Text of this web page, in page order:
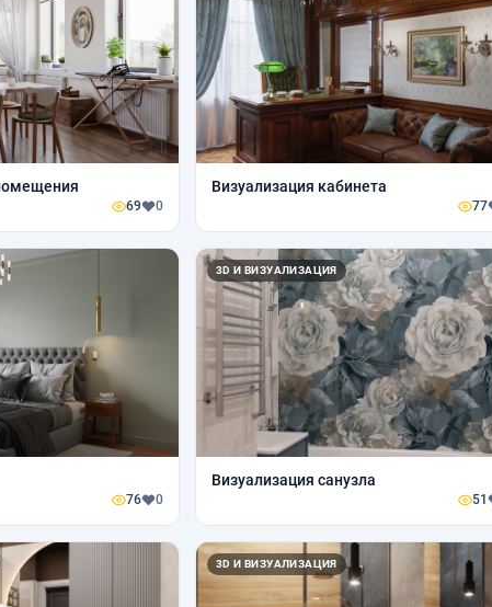
69 0
Визуализация кабинета
77
76 0
3D И ВИЗУАЛИЗАЦИЯ
Визуализация санузла
51
3D И ВИЗУАЛИЗАЦИЯ